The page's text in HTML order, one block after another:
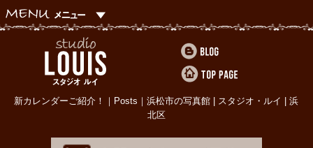
新カレンダーご紹介！｜Posts｜浜松市の写真館 | スタジオ・ルイ | 浜
北区